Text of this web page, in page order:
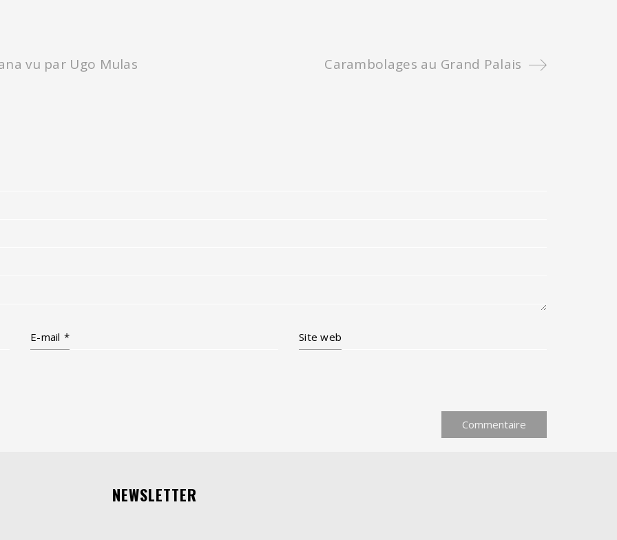
vu par Ugo Mulas Carambolages au Grand Palais
E-mail * Site web
NEWSLETTER